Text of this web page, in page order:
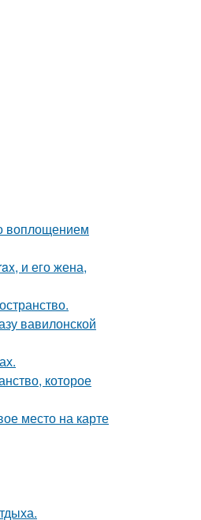
воплощением
и его жена,
вавилонской
которое
место на карте